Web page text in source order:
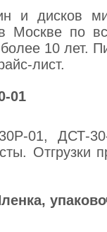
и дисков
в Москве по
10 лет.
лист.
01
01, ДСТ-
Отгрузки